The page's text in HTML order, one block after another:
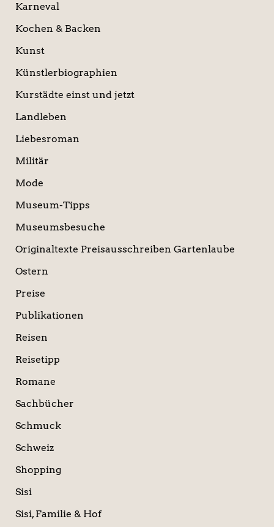
Karneval
Kochen & Backen
Kunst
Künstlerbiographien
Kurstädte einst und jetzt
Landleben
Liebesroman
Militär
Mode
Museum-Tipps
Museumsbesuche
Originaltexte Preisausschreiben Gartenlaube
Ostern
Preise
Publikationen
Reisen
Reisetipp
Romane
Sachbücher
Schmuck
Schweiz
Shopping
Sisi
Sisi, Familie & Hof